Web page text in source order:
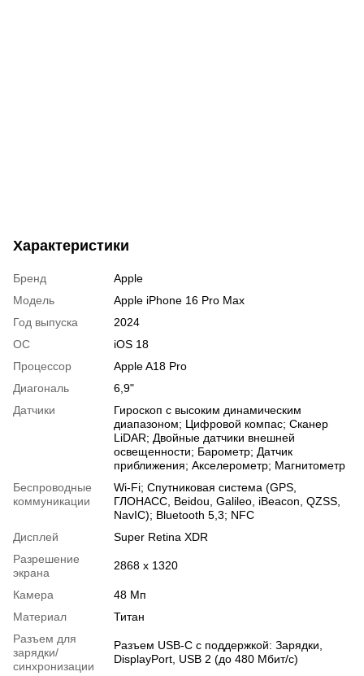
Характеристики
Бренд
Apple
Модель
Apple iPhone 16 Pro Max
Год выпуска
2024
ОС
iOS 18
Процессор
Apple A18 Pro
Диагональ
6,9"
Датчики
Гироскоп с высоким динамическим
диапазоном; Цифровой компас; Сканер
LiDAR; Двойные датчики внешней
освещенности; Барометр; Датчик
приближения; Акселерометр; Магнитометр
Беспроводные
коммуникации
Wi-Fi; Спутниковая система (GPS,
ГЛОНАСС, Beidou, Galileo, iBeacon, QZSS,
NavIC); Bluetooth 5,3; NFC
Дисплей
Super Retina XDR
Разрешение
экрана
2868 x 1320
Камера
48 Мп
Материал
Титан
Разъем для
зарядки/
синхронизации
Разъем USB-C с поддержкой: Зарядки,
DisplayPort, USB 2 (до 480 Мбит/с)